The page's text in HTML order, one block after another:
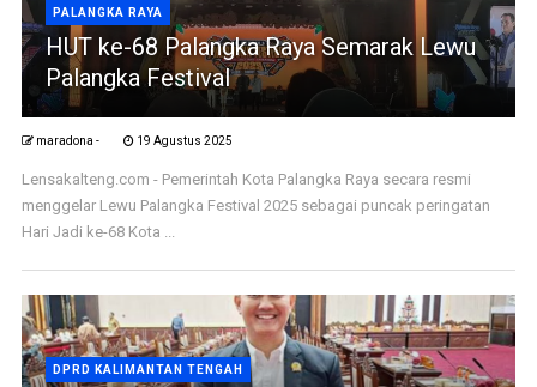
PALANGKA RAYA
HUT ke-68 Palangka Raya Semarak Lewu
Palangka Festival
maradona - 19 Agustus 2025
Lensakalteng.com - Pemerintah Kota Palangka Raya secara resmi
menggelar Lewu Palangka Festival 2025 sebagai puncak peringatan
Hari Jadi ke-68 Kota ...
DPRD KALIMANTAN TENGAH